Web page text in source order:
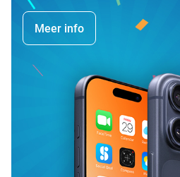
Meer info